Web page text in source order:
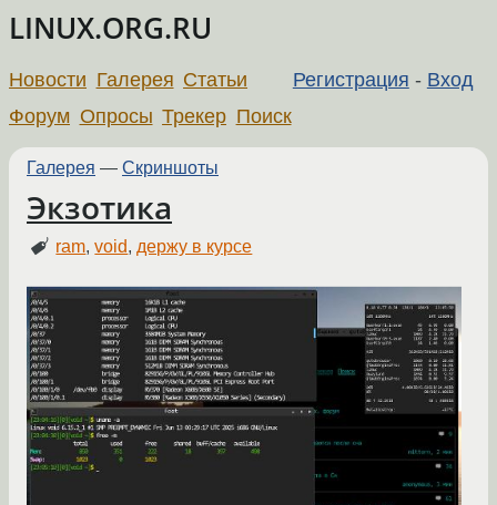
LINUX.ORG.RU
Регистрация - Вход
Новости Галерея Статьи
Форум Опросы Трекер Поиск
Галерея — Скриншоты
Экзотика
ram,void,держу в курсе